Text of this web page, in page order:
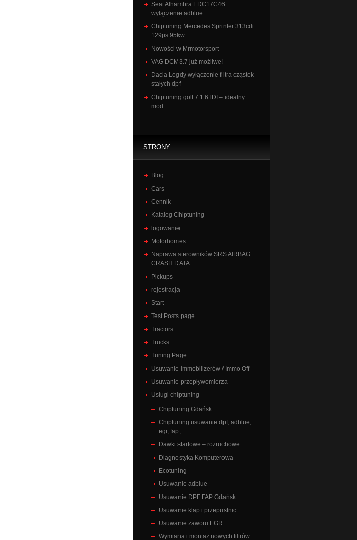
Seat Alhambra EDC17C46
wyłączenie adblue
Chiptuning Mercedes Sprinter 313cdi
129ps 95kw
Nowości w Mrmotorsport
VAG DCM3.7 już możliwe!
Dacia Logdy wyłączenie filtra cząstek
stałych dpf
Chiptuning golf 7 1.6TDI – idealny
mod
STRONY
Blog
Cars
Cennik
Katalog Chiptuning
logowanie
Motorhomes
Naprawa sterowników SRS AIRBAG
CRASH DATA
Pickups
rejestracja
Start
Test Posts page
Tractors
Trucks
Tuning Page
Usuwanie immobilizerów / Immo Off
Usuwanie przepływomierza
Usługi chiptuning
Chiptuning Gdańsk
Chiptuning usuwanie dpf, adblue,
egr, fap,
Dawki startowe – rozruchowe
Diagnostyka Komputerowa
Ecotuning
Usuwanie adblue
Usuwanie DPF FAP Gdańsk
Usuwanie klap i przepustnic
Usuwanie zaworu EGR
Wymiana i montaz nowych filtrów